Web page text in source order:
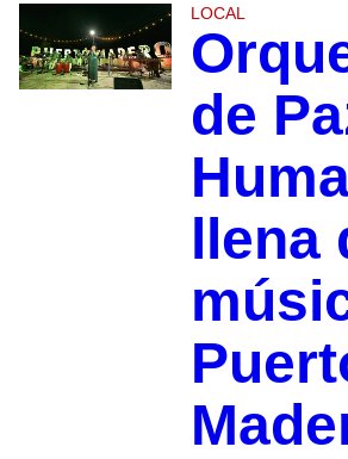
LOCAL
de
llena